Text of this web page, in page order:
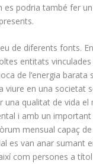
podria també fer
de diferents fonts.
entitats
de l’energia barata
viure en una societat
una qualitat de vida el
i amb un
mensual capaç
es van anar sumant
com persones a